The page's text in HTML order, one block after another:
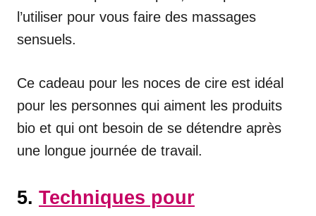
l’utiliser pour vous faire des massages
sensuels.
Ce cadeau pour les noces de cire est idéal
pour les personnes qui aiment les produits
bio et qui ont besoin de se détendre après
une longue journée de travail.
5. Techniques pour